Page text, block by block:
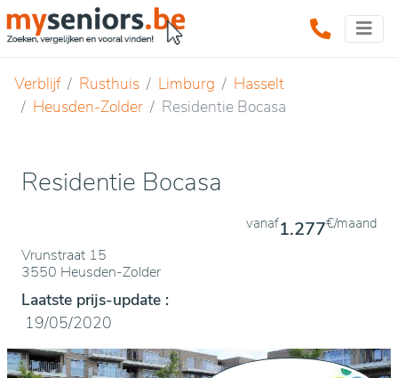
Verblijf Rusthuis Limburg
Hasselt
Heusden-Zolder
Residentie Bocasa
Residentie Bocasa
Vrunstraat 15
3550 Heusden-Zolder
vanaf1.277€/maand
Laatste prijs-update :
19/05/2020